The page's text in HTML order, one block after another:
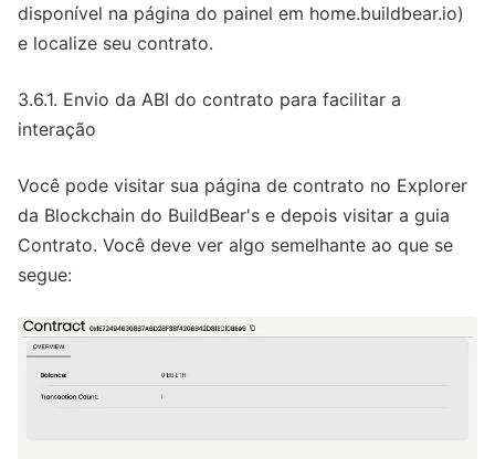
disponível na página do painel em home.buildbear.io)
e localize seu contrato.
3.6.1. Envio da ABI do contrato para facilitar a
interação
Você pode visitar sua página de contrato no Explorer
da Blockchain do BuildBear's e depois visitar a guia
Contrato. Você deve ver algo semelhante ao que se
segue: